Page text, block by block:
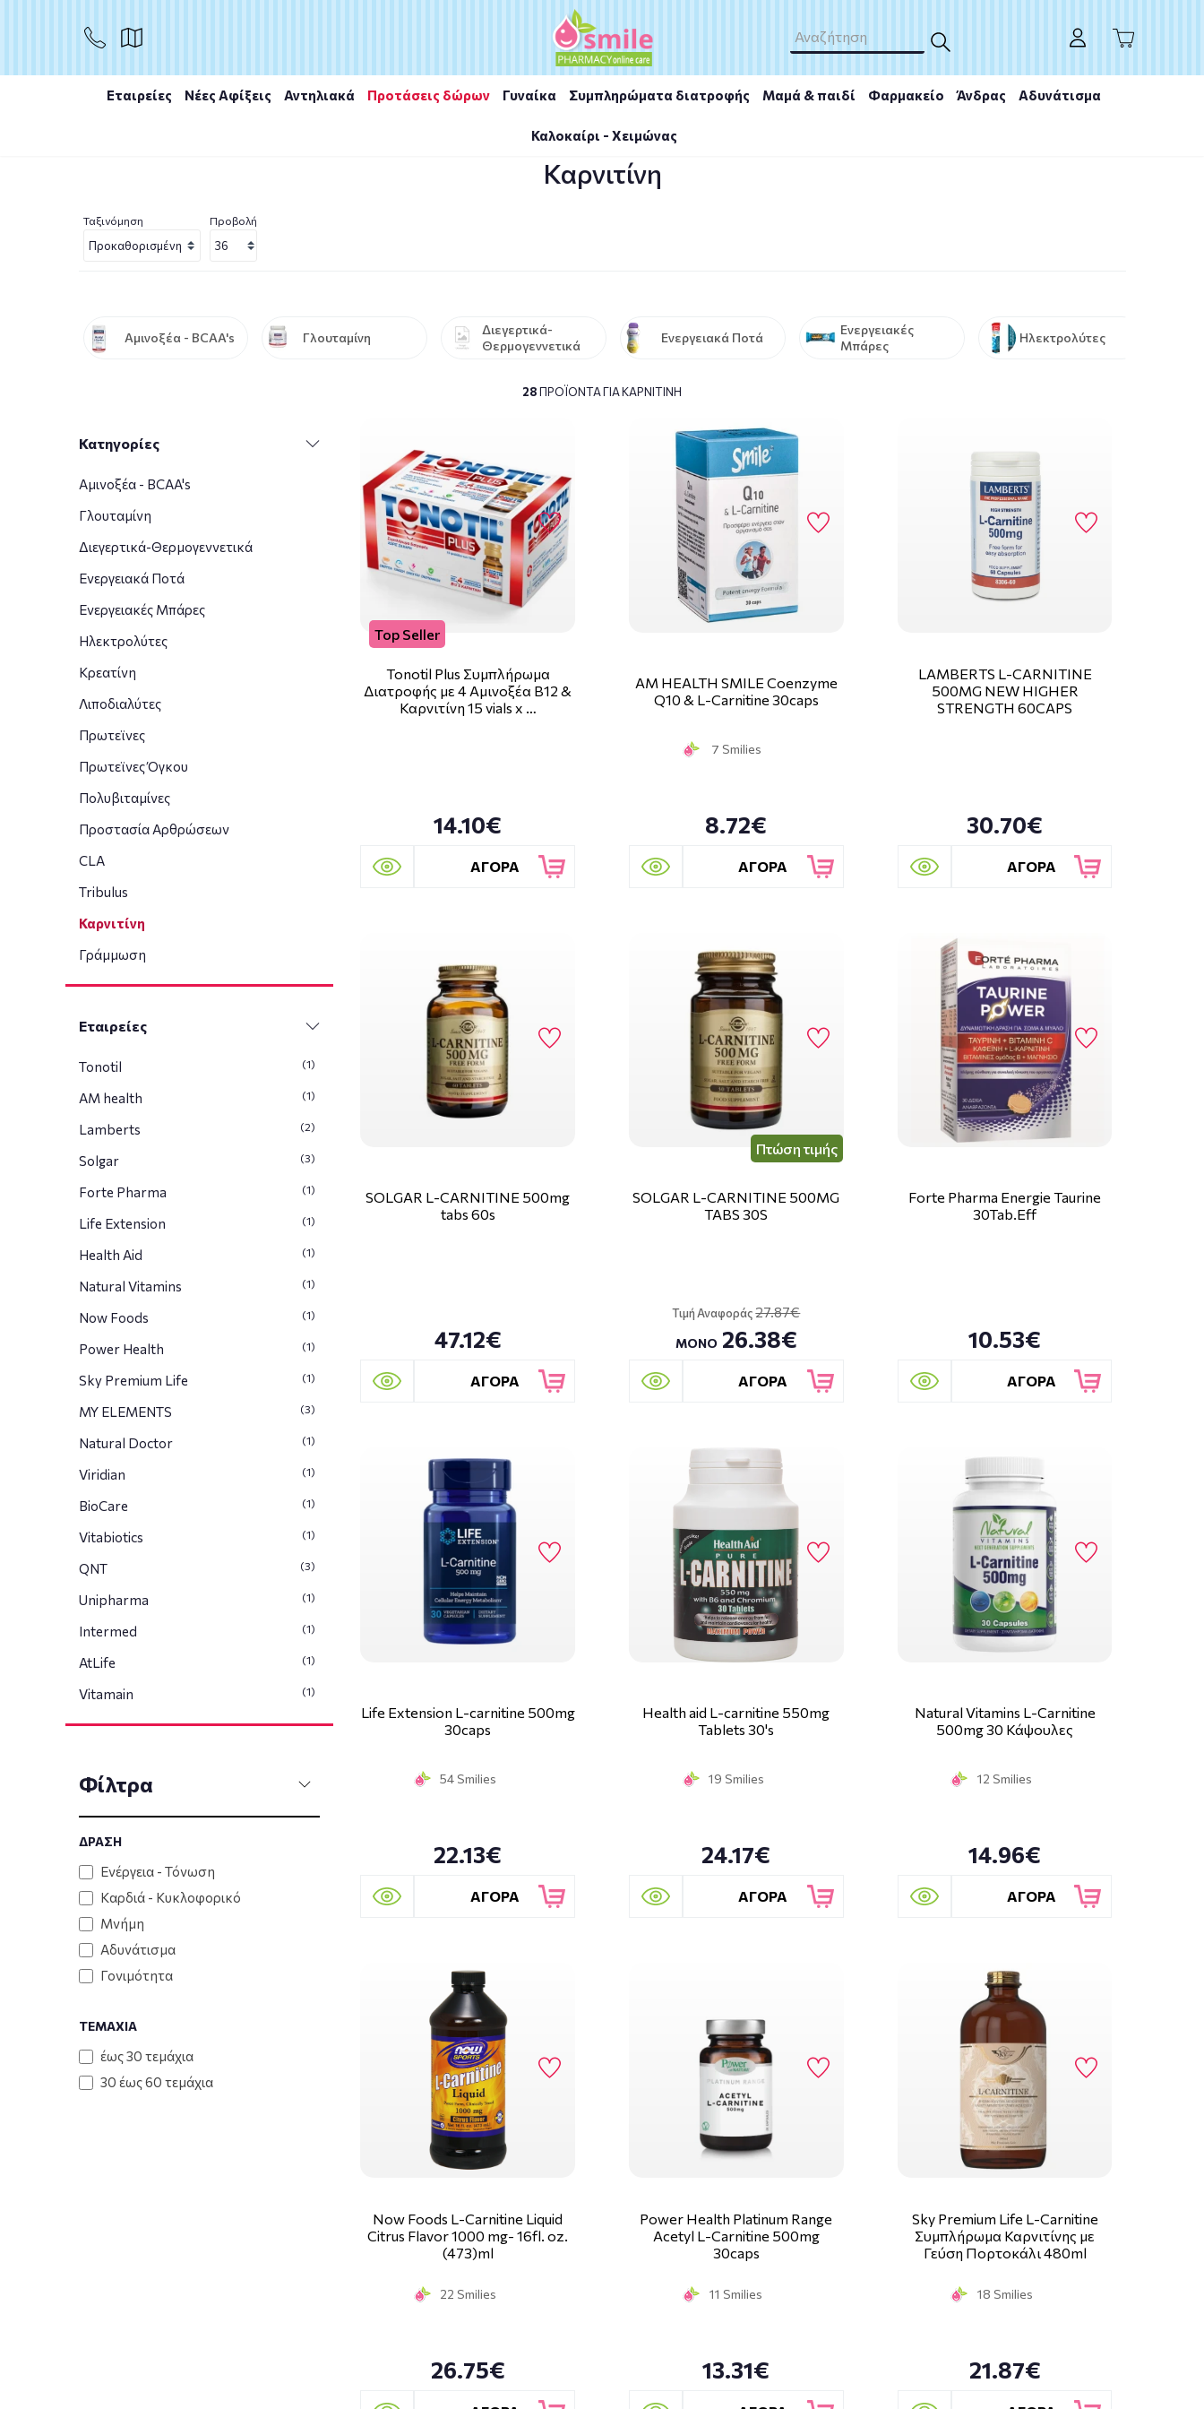
Εταιρείες Νέες Αφίξεις Αντηλιακά Προτάσεις δώρων Γυναίκα Συμπληρώματα διατροφής Μαμά & παιδί Φαρμακείο Άνδρας Αδυνάτισμα
Καλοκαίρι - Χειμώνας
Καρνιτίνη
Ταξινόμηση Προβολή
Αμινοξέα - BCAA's Γλουταμίνη
Διεγερτικά-
Θερμογεννετικά
Ενεργειακά Ποτά
Ενεργειακές
Μπάρες
Ηλεκτρολύτες
28ΠΡΟΪΌΝΤΑ ΓΙΑ ΚΑΡΝΙΤΊΝΗ
Κατηγορίες
Αμινοξέα - BCAA's
Γλουταμίνη
Διεγερτικά-Θερμογεννετικά
Ενεργειακά Ποτά
Ενεργειακές Μπάρες
Ηλεκτρολύτες
Κρεατίνη
Λιποδιαλύτες
Πρωτεϊνες
Πρωτεϊνες Όγκου
Πολυβιταμίνες
Προστασία Αρθρώσεων
CLA
Tribulus
Καρνιτίνη
Γράμμωση
Εταιρείες
Tonotil (1)
AM health (1)
Lamberts (2)
Solgar (3)
Forte Pharma (1)
Life Extension (1)
Health Aid (1)
Natural Vitamins (1)
Now Foods (1)
Power Health (1)
Sky Premium Life (1)
MY ELEMENTS (3)
Natural Doctor (1)
Viridian (1)
BioCare (1)
Vitabiotics (1)
QNT (3)
Unipharma (1)
Intermed (1)
AtLife (1)
Vitamain (1)
Φίλτρα
ΔΡΑΣΗ
Ενέργεια - Τόνωση
Καρδιά - Κυκλοφορικό
Μνήμη
Αδυνάτισμα
Γονιμότητα
ΤΕΜΑΧΙΑ
έως 30 τεμάχια
30 έως 60 τεμάχια
Top Seller
Tonotil Plus Συμπλήρωμα
Διατροφής με 4 Αμινοξέα B12 &
Καρνιτίνη 15 vials x …
14.10€
ΑΓΟΡΑ
AM HEALTH SMILE Coenzyme
Q10 & L-Carnitine 30caps
7 Smilies
8.72€
ΑΓΟΡΑ
LAMBERTS L-CARNITINE
500MG NEW HIGHER
STRENGTH 60CAPS
30.70€
ΑΓΟΡΑ
SOLGAR L-CARNITINE 500mg
tabs 60s
47.12€
ΑΓΟΡΑ
Πτώση τιμής
SOLGAR L-CARNITINE 500MG
TABS 30S
Τιμή Αναφοράς 27.87€
ΜΟΝΟ 26.38€
ΑΓΟΡΑ
Forte Pharma Energie Taurine
30Tab.Eff
10.53€
ΑΓΟΡΑ
Life Extension L-carnitine 500mg
30caps
54 Smilies
22.13€
ΑΓΟΡΑ
Health aid L-carnitine 550mg
Tablets 30's
19 Smilies
24.17€
ΑΓΟΡΑ
Natural Vitamins L-Carnitine
500mg 30 Κάψουλες
12 Smilies
14.96€
ΑΓΟΡΑ
Now Foods L-Carnitine Liquid
Citrus Flavor 1000 mg- 16fl. oz.
(473)ml
22 Smilies
26.75€
Power Health Platinum Range
Acetyl L-Carnitine 500mg
30caps
11 Smilies
13.31€
Sky Premium Life L-Carnitine
Συμπλήρωμα Καρνιτίνης με
Γεύση Πορτοκάλι 480ml
18 Smilies
21.87€